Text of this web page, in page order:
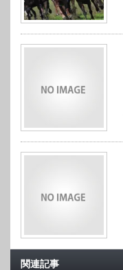
関連記事